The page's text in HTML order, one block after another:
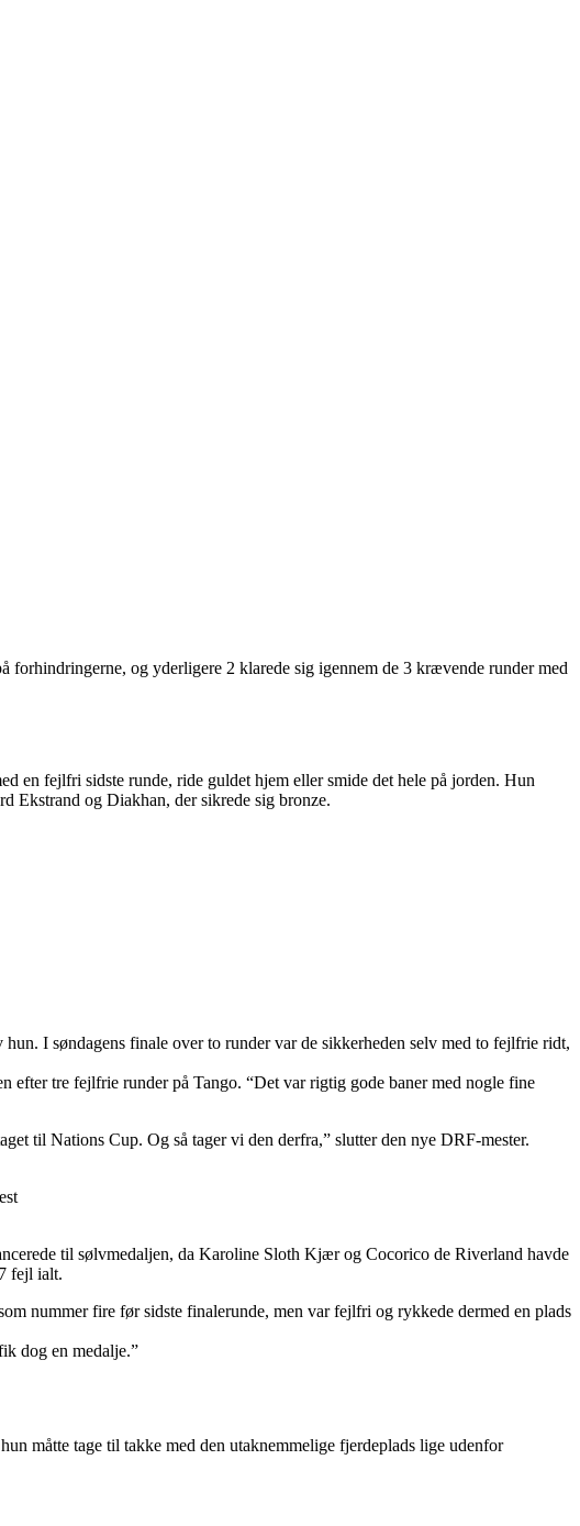
forhindringerne, og yderligere 2 klarede sig igennem de 3 krævende runder med
en fejlfri sidste runde, ride guldet hjem eller smide det hele på jorden. Hun
Ekstrand og Diakhan, der sikrede sig bronze.
I søndagens finale over to runder var de sikkerheden selv med to fejlfrie ridt,
efter tre fejlfrie runder på Tango. “Det var rigtig gode baner med nogle fine
til Nations Cup. Og så tager vi den derfra,” slutter den nye DRF-mester.
til sølvmedaljen, da Karoline Sloth Kjær og Cocorico de Riverland havde
fejl ialt.
nummer fire før sidste finalerunde, men var fejlfri og rykkede dermed en plads
dog en medalje.”
måtte tage til takke med den utaknemmelige fjerdeplads lige udenfor